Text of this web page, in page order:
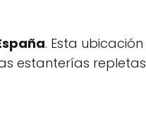
. Esta ubicación
estanterías repletas